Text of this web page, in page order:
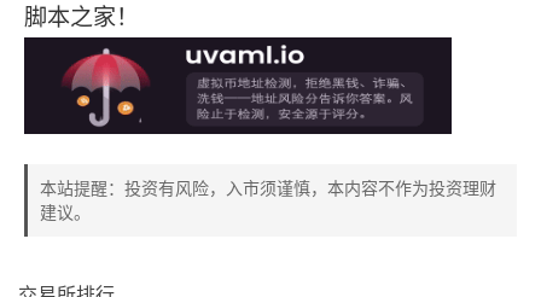
脚本之家！
本站提醒：投资有风险，入市须谨慎，本内容不作为投资理财
建议。